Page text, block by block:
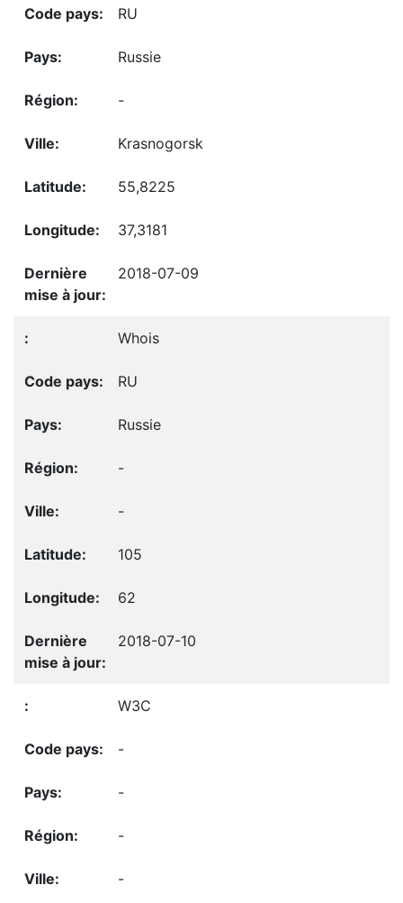
RU
Russie
-
Krasnogorsk
55,8225
37,3181
2018-07-09
Whois
RU
Russie
-
-
105
62
2018-07-10
W3C
-
-
-
-